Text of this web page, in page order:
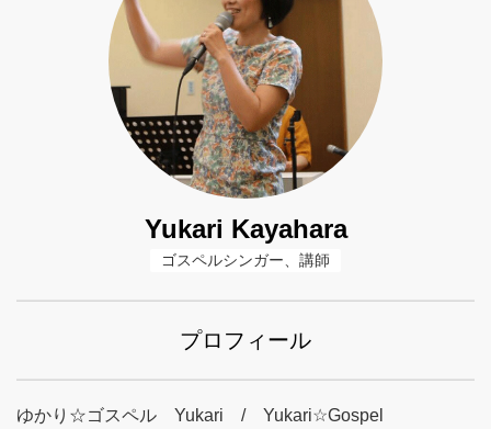
Yukari Kayahara
ゴスペルシンガー、講師
プロフィール
ゆかり☆ゴスペル Yukari / Yukari☆Gospel